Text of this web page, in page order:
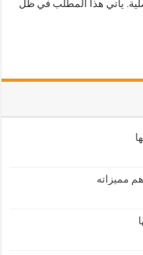
يأتي هذا المطلب في ظل
مميزاته